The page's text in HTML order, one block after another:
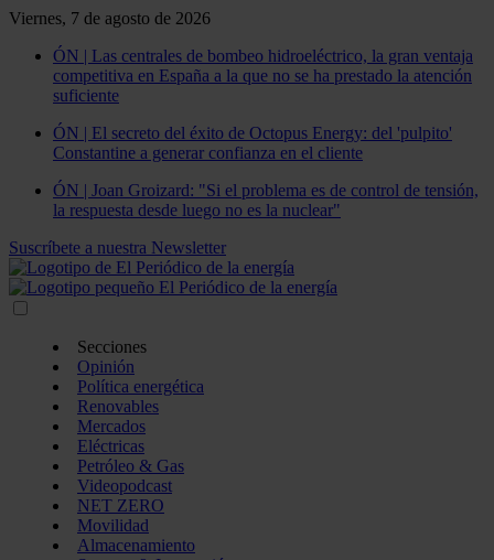
Viernes, 7 de agosto de 2026
ÓN | Las centrales de bombeo hidroeléctrico, la gran ventaja
competitiva en España a la que no se ha prestado la atención
suficiente
ÓN | El secreto del éxito de Octopus Energy: del 'pulpito'
Constantine a generar confianza en el cliente
ÓN | Joan Groizard: "Si el problema es de control de tensión,
la respuesta desde luego no es la nuclear"
Suscríbete a nuestra Newsletter
Secciones
Opinión
Política energética
Renovables
Mercados
Eléctricas
Petróleo & Gas
Videopodcast
NET ZERO
Movilidad
Almacenamiento